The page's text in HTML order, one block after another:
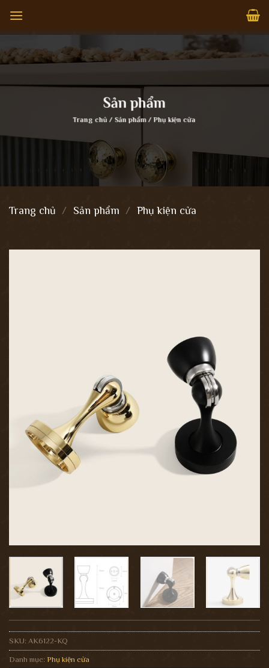
qua
nội
dung
Sản phẩm
Trang chủ / Sản phẩm / Phụ kiện cửa
Trang chủ / Sản phẩm / Phụ kiện cửa
SKU: AK6122-KQ
Danh mục: Phụ kiện cửa